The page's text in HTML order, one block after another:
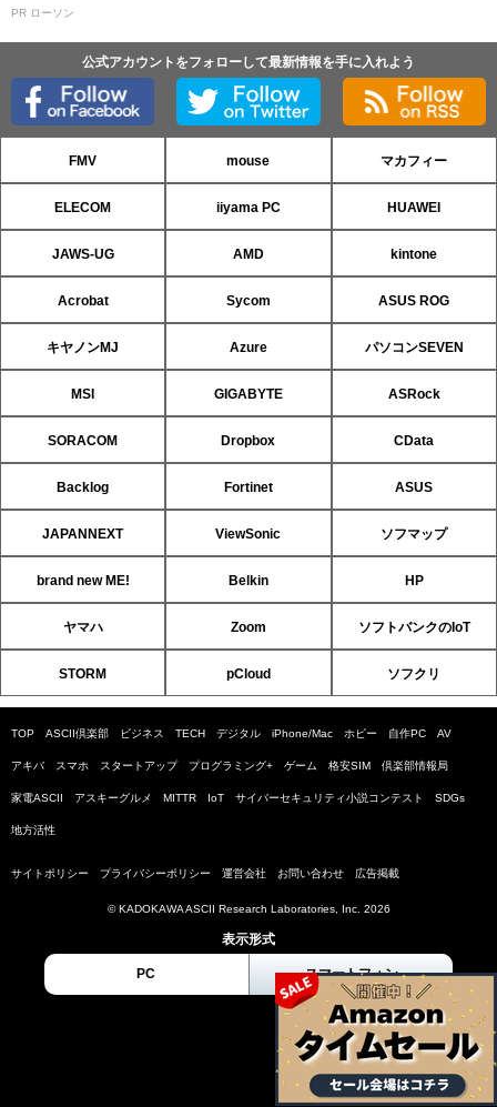
PR ローソン
公式アカウントをフォローして最新情報を手に入れよう
FMV mouse マカフィー
ELECOM iiyama PC HUAWEI
JAWS-UG AMD kintone
Acrobat Sycom ASUS ROG
キヤノンMJ Azure パソコンSEVEN
MSI GIGABYTE ASRock
SORACOM Dropbox CData
Backlog Fortinet ASUS
JAPANNEXT ViewSonic ソフマップ
brand new ME! Belkin HP
ヤマハ Zoom ソフトバンクのIoT
STORM pCloud ソフクリ
TOP ASCII倶楽部 ビジネス TECH デジタル iPhone/Mac ホビー 自作PC AV
アキバ スマホ スタートアップ プログラミング+ ゲーム 格安SIM 倶楽部情報局
家電ASCII アスキーグルメ MITTR IoT サイバーセキュリティ小説コンテスト SDGs
地方活性
サイトポリシー プライバシーポリシー 運営会社 お問い合わせ 広告掲載
© KADOKAWA ASCII Research Laboratories, Inc. 2026
表示形式
PC スマートフォン